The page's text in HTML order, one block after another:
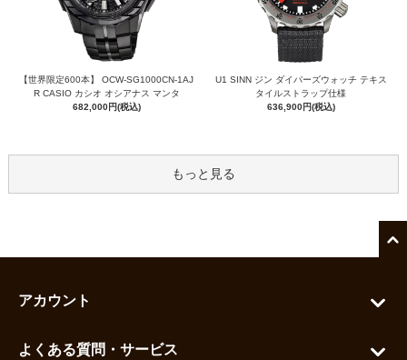
【世界限定600本】 OCW-SG1000CN-1AJ
R CASIO カシオ オシアナス マンタ
682,000円(税込)
U1 SINN ジン ダイバーズウォッチ テキス
タイルストラップ仕様
636,900円(税込)
もっと見る
アカウント
よくある質問・サービス